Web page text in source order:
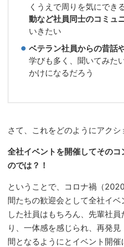
くうえで周りを気にでき
動など社員同士のコミュ
いきたい
ベテラン社員からの昔話
学びも多く、聞いてみた
かけになるだろう
さて、これをどのようにアクシ
全社イベントを開催してその
のでは？！
ということで、コロナ禍（
間たちの歓迎会として全社イ
した社員はもちろん、先輩社
り、一体感を感じられ、再発
間となるようにとイベント開催